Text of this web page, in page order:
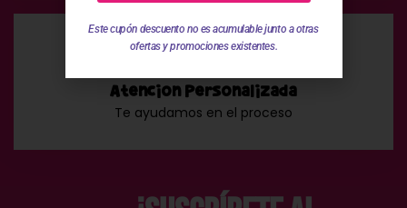
Atención Personalizada
Te ayudamos en el proceso
Este cupón descuento no es acumulable junto a otras
ofertas y promociones existentes.